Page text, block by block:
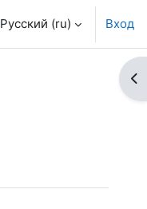
Русский ‎(ru)‎ Вход